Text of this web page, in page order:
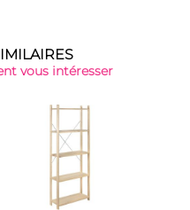
vous intéresser